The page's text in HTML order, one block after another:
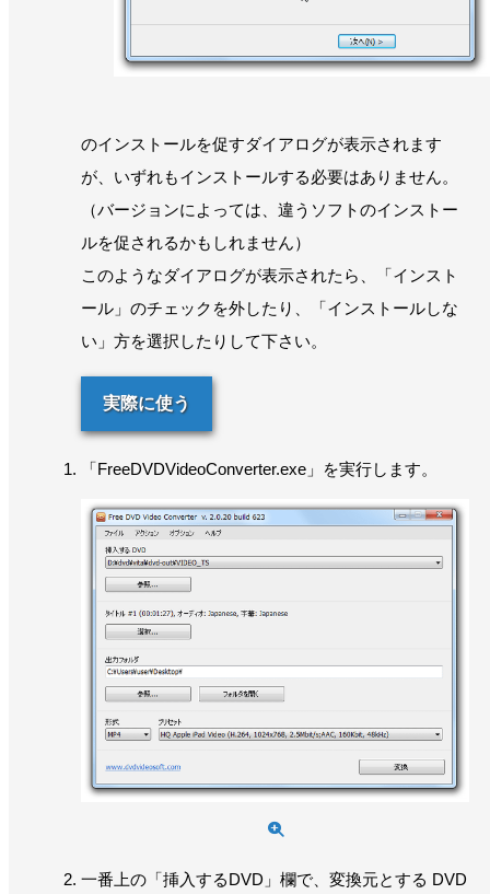
のインストールを促すダイアログが表示されます
が、いずれもインストールする必要はありません。
（バージョンによっては、違うソフトのインストー
ルを促されるかもしれません）
このようなダイアログが表示されたら、「インスト
ール」のチェックを外したり、「インストールしな
い」方を選択したりして下さい。
実際に使う
「FreeDVDVideoConverter.exe」を実行します。
一番上の「挿入するDVD」欄で、変換元とする DVD